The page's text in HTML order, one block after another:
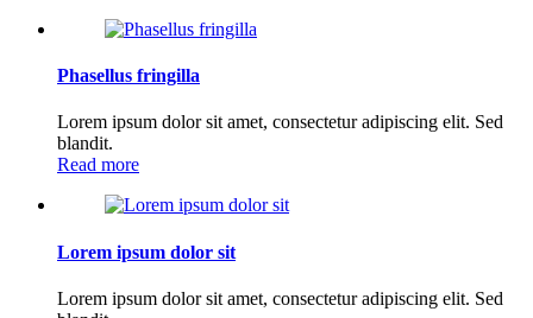
Phasellus fringilla
Lorem ipsum dolor sit amet, consectetur adipiscing elit. Sed
blandit.
Read more
Lorem ipsum dolor sit
Lorem ipsum dolor sit amet, consectetur adipiscing elit. Sed